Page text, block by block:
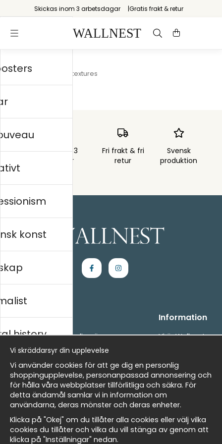
Skickas inom 3 arbetsdagar Gratis frakt & retur
Startsida Grunge textures
Skickas inom 3
arbetsdagar
Fri frakt & fri
retur
Svensk
produktion
Handla
- Frågor? Vi hjälper dig gärna.
- När du handlar hos oss
- Returer och återbetalningar
- Leverans - enkelt, snabbt &amp; gratis
- Cookies på Wallnest
- Här hittar du dina sparade favoriter
Information
Vi är Wallnest
Nyhetsbrev
Få våra bästa erbjudanden och nyheter!
konst
history
Vi skräddarsyr din upplevelse
Vi använder cookies för att ge dig en personlig
shoppingupplevelse, personanpassad annonsering och
för hålla våra webbplatser tillförlitliga och säkra. För
detta ändamål samlar vi in information om
användarna, deras mönster och deras enheter.
Klicka på "Okej" om du tillåter alla cookies eller välj vilka
cookies du tillåter och vilka du vill stänga av genom att
klicka på "Inställningar" nedan.